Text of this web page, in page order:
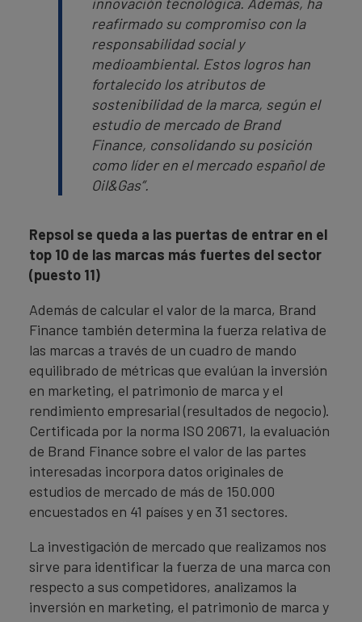
reafirmado su compromiso con la
responsabilidad social y
medioambiental. Estos logros han
fortalecido los atributos de
sostenibilidad de la marca, según el
estudio de mercado de Brand
Finance, consolidando su posición
como líder en el mercado español de
Oil&Gas”.
Repsol se queda a las puertas de entrar en el
top 10 de las marcas más fuertes del sector
(puesto 11)
Además de calcular el valor de la marca, Brand
Finance también determina la fuerza relativa de
las marcas a través de un cuadro de mando
equilibrado de métricas que evalúan la inversión
en marketing, el patrimonio de marca y el
rendimiento empresarial (resultados de negocio).
Certificada por la norma ISO 20671, la evaluación
de Brand Finance sobre el valor de las partes
interesadas incorpora datos originales de
estudios de mercado de más de 150.000
encuestados en 41 países y en 31 sectores.
La investigación de mercado que realizamos nos
sirve para identificar la fuerza de una marca con
respecto a sus competidores, analizamos la
inversión en marketing, el patrimonio de marca y